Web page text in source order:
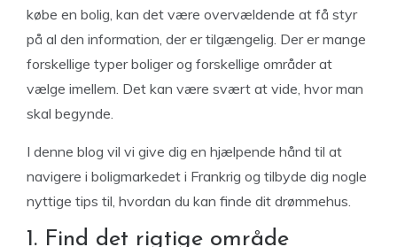
købe en bolig, kan det være overvældende at få styr
på al den information, der er tilgængelig. Der er mange
forskellige typer boliger og forskellige områder at
vælge imellem. Det kan være svært at vide, hvor man
skal begynde.
I denne blog vil vi give dig en hjælpende hånd til at
navigere i boligmarkedet i Frankrig og tilbyde dig nogle
nyttige tips til, hvordan du kan finde dit drømmehus.
1. Find det rigtige område